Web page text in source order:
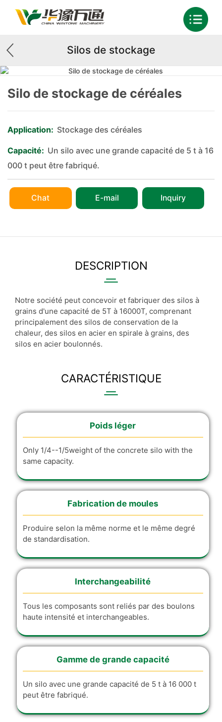
Silos de stockage
Silo de stockage de céréales
Application: Stockage des céréales
Capacité: Un silo avec une grande capacité de 5 t à 16
000 t peut être fabriqué.
Chat E-mail Inquiry
DESCRIPTION
Notre société peut concevoir et fabriquer des silos à
grains d'une capacité de 5T à 16000T, comprenant
principalement des silos de conservation de la
chaleur, des silos en acier en spirale à grains, des
silos en acier boulonnés.
CARACTÉRISTIQUE
Poids léger
Only 1/4--1/5weight of the concrete silo with the
same capacity.
Fabrication de moules
Produire selon la même norme et le même degré
de standardisation.
Interchangeabilité
Tous les composants sont reliés par des boulons
haute intensité et interchangeables.
Gamme de grande capacité
Un silo avec une grande capacité de 5 t à 16 000 t
peut être fabriqué.